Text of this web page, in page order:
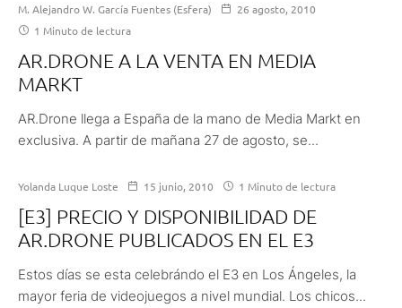
M. Alejandro W. García Fuentes (Esfera)
26 agosto, 2010
1 Minuto de lectura
AR.DRONE A LA VENTA EN MEDIA
MARKT
AR.Drone llega a España de la mano de Media Markt en
exclusiva. A partir de mañana 27 de agosto, se...
Yolanda Luque Loste 15 junio, 2010 1 Minuto de lectura
[E3] PRECIO Y DISPONIBILIDAD DE
AR.DRONE PUBLICADOS EN EL E3
Estos días se esta celebrándo el E3 en Los Ángeles, la
mayor feria de videojuegos a nivel mundial. Los chicos...